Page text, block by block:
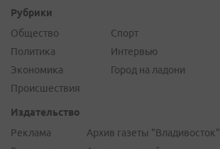
Рубрики
Общество
Политика
Экономика
Происшествия
Спорт
Интервью
Город на ладони
Издательство
Реклама
Архив газеты "Владивосток"